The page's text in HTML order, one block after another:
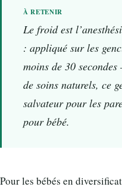
Le froid est
: appliqué sur les
moins de 30
de soins naturels, ce
salvateur pour les
pour bébé.
Pour les bébés en